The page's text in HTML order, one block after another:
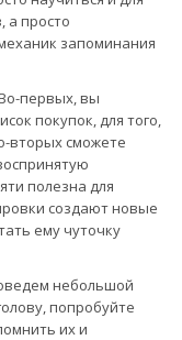
а просто
запоминания
первых, вы
покупок, для того,
вторых сможете
полезна для
создают новые
ему чуточку
небольшой
попробуйте
их и